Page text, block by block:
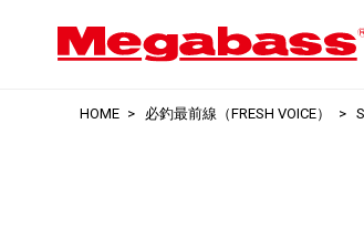
HOME 必釣最前線（FRESH VOICE）